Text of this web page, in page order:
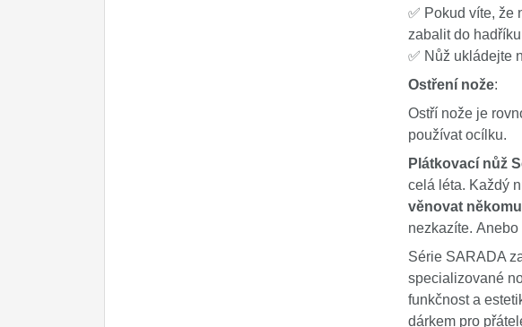
✅ Pokud víte, že
zabalit do
✅ Nůž ukládejte
Ostření nože:
Ostří nože je
používat ocílku.
Plátkovací nůž
celá léta. Každý
věnovat
nezkazíte.
Série SARADA
specializované
funkčnost a
dárkem pro